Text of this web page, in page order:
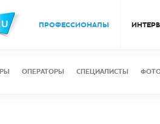
ПРОФЕССИОНАЛЫ
ОПЕРАТОРЫ СПЕЦИАЛИСТЫ